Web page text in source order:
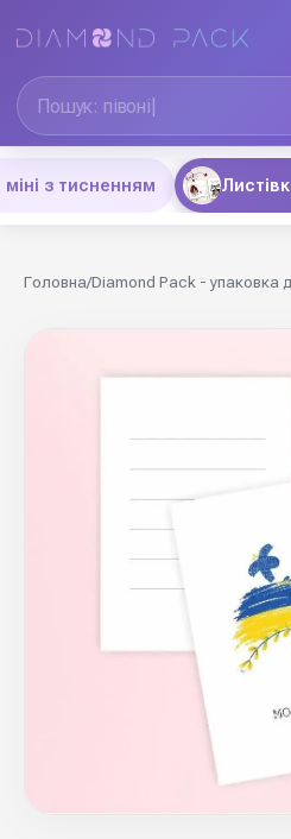
міні з тисненням
Головна/Diamond Pack - упаковка